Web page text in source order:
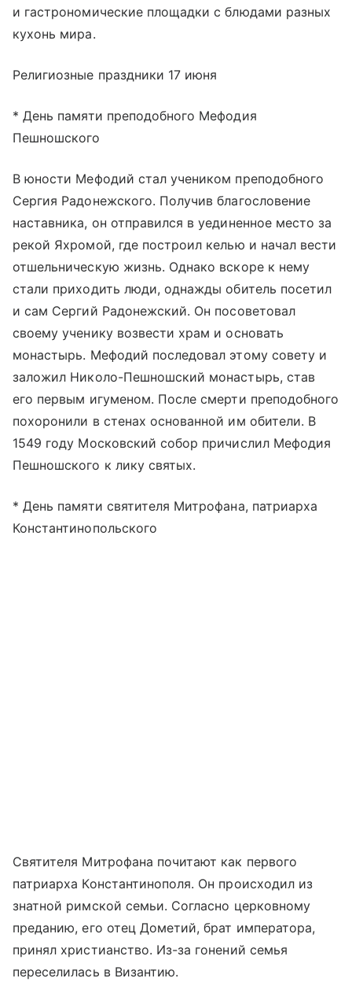
и гастрономические площадки с блюдами разных
кухонь мира.
Религиозные праздники 17 июня
* День памяти преподобного Мефодия
Пешношского
В юности Мефодий стал учеником преподобного
Сергия Радонежского. Получив благословение
наставника, он отправился в уединенное место за
рекой Яхромой, где построил келью и начал вести
отшельническую жизнь. Однако вскоре к нему
стали приходить люди, однажды обитель посетил
и сам Сергий Радонежский. Он посоветовал
своему ученику возвести храм и основать
монастырь. Мефодий последовал этому совету и
заложил Николо-Пешношский монастырь, став
его первым игуменом. После смерти преподобного
похоронили в стенах основанной им обители. В
1549 году Московский собор причислил Мефодия
Пешношского к лику святых.
* День памяти святителя Митрофана, патриарха
Константинопольского
Святителя Митрофана почитают как первого
патриарха Константинополя. Он происходил из
знатной римской семьи. Согласно церковному
преданию, его отец Дометий, брат императора,
принял христианство. Из-за гонений семья
переселилась в Византию.